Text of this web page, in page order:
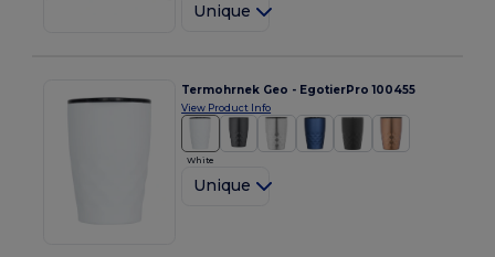
Unique
Termohrnek Geo - EgotierPro 100455
View Product Info
White
Unique